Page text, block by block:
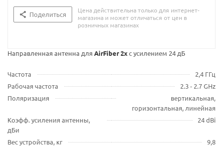
Поделиться
Цена действительна только для интернет-
магазина и может отличаться от цен в
розничных магазинах
Направленная антенна для AirFiber 2xс усилением 24 дБ
Частота
2,4 ГГц
Рабочая частота
2.3 - 2.7 GHz
Поляризация
вертикальная,
горизонтальная, линейная
Коэфф. усиления антенны,
дБи
24 dBi
Вес устройства, кг
9,8